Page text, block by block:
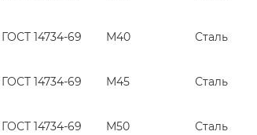
ГОСТ 14734-69 М40 Сталь
ГОСТ 14734-69 М45 Сталь
ГОСТ 14734-69 М50 Сталь